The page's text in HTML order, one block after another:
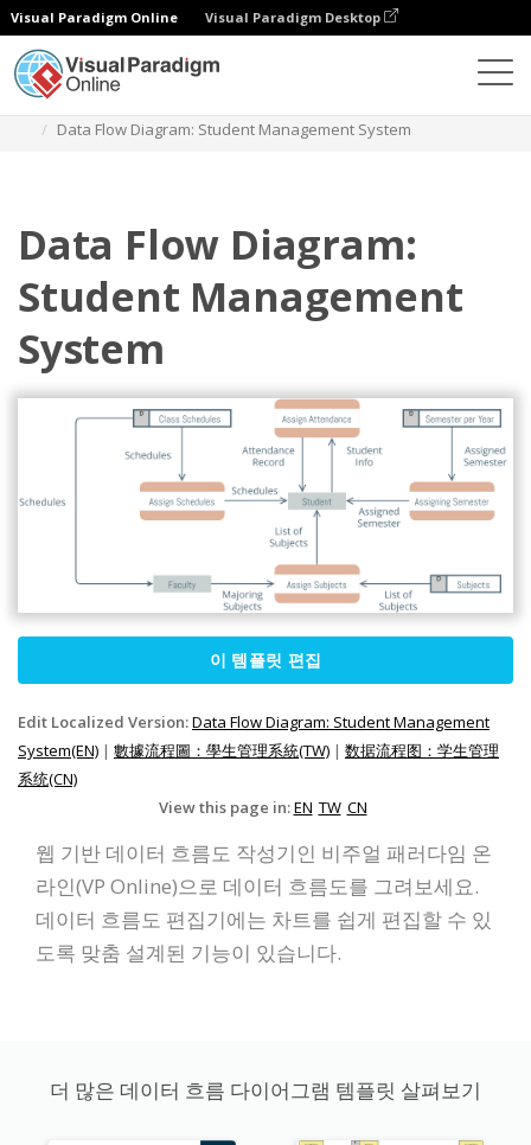
Visual Paradigm Online Visual Paradigm Desktop
Data Flow Diagram: Student Management System
Data Flow Diagram:
Student Management
System
이 템플릿 편집
Edit Localized Version:Data Flow Diagram: Student Management
System(EN) | 數據流程圖：學生管理系統(TW) | 数据流程图：学生管理
系统(CN)
View this page in:EN TW CN
웹 기반 데이터 흐름도 작성기인 비주얼 패러다임 온
라인(VP Online)으로 데이터 흐름도를 그려보세요.
데이터 흐름도 편집기에는 차트를 쉽게 편집할 수 있
도록 맞춤 설계된 기능이 있습니다.
더 많은 데이터 흐름 다이어그램 템플릿 살펴보기